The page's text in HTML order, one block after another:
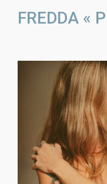
FREDDA «